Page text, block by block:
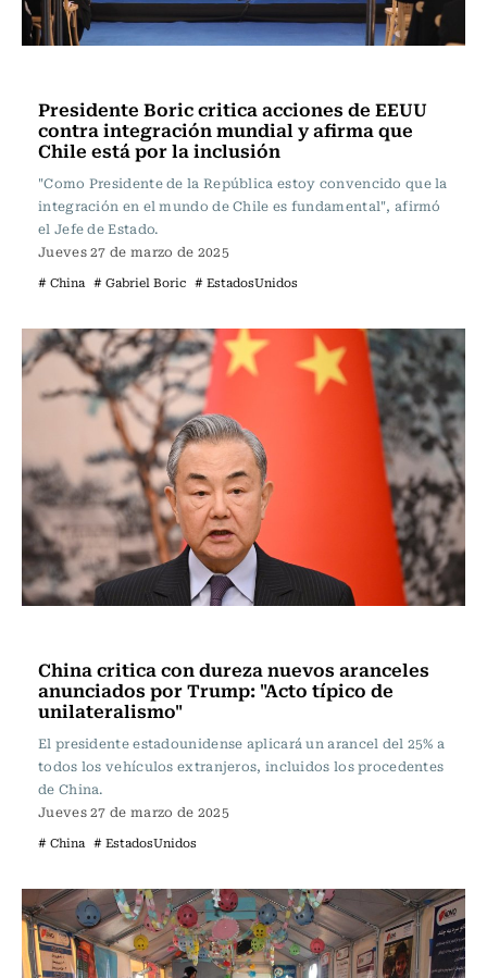
Presidente Boric critica acciones de EEUU
contra integración mundial y afirma que
Chile está por la inclusión
"Como Presidente de la República estoy convencido que la
integración en el mundo de Chile es fundamental", afirmó
el Jefe de Estado.
Jueves 27 de marzo de 2025
# China # Gabriel Boric # EstadosUnidos
China critica con dureza nuevos aranceles
anunciados por Trump: "Acto típico de
unilateralismo"
El presidente estadounidense aplicará un arancel del 25% a
todos los vehículos extranjeros, incluidos los procedentes
de China.
Jueves 27 de marzo de 2025
# China # EstadosUnidos